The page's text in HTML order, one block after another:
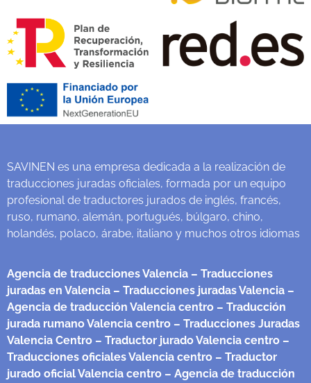
SAVINEN es una empresa dedicada a la realización de
traducciones juradas oficiales, formada por un equipo
profesional de traductores jurados de inglés, francés,
ruso, rumano, alemán, portugués, búlgaro, chino,
holandés, polaco, árabe, italiano y muchos otros idiomas
Agencia de traducciones Valencia – Traducciones
juradas en Valencia – Traducciones juradas Valencia –
Agencia de traducción Valencia centro – Traducción
jurada rumano Valencia centro – Traducciones Juradas
Valencia Centro – Traductor jurado Valencia centro –
Traducciones oficiales Valencia centro – Traductor
jurado oficial Valencia centro – Agencia de traducción